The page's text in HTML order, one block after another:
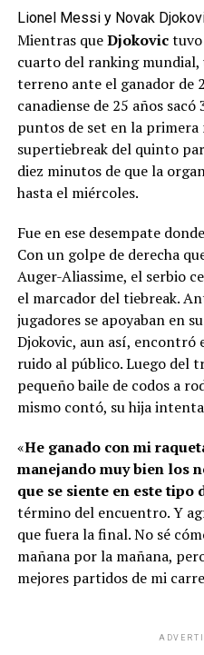
Lionel Messi y Novak
Mientras queDjokovictuvo
cuarto del ranking
terreno ante el ganador de
canadiense de 25 años
puntos de set en la primera
supertiebreak del quinto
diez minutos de que la
hasta el miércoles.
Fue en ese desempate donde
Con un golpe de derecha
Auger-Aliassime, el serbio
el marcador del tiebreak.
jugadores se apoyaban en
Djokovic, aun así, encontró
ruido al público. Luego del
pequeño baile de codos a
mismo contó, su hija
«He ganado con mi
manejando muy bien los
que se siente en este tipo
término del encuentro. Y
que fuera la final. No sé
mañana por la mañana,
mejores partidos de mi